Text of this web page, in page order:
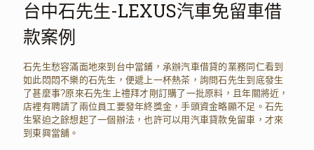
台中石先生-LEXUS汽車免留車借
款案例
石先生愁容滿面地來到台中當鋪，承辦汽車借貸的業務同仁看到
如此悶悶不樂的石先生，便遞上一杯熱茶，詢問石先生到底發生
了甚麼事?原來石先生上禮拜才剛訂購了一批原料，且年關將近，
店裡有聘請了兩位員工要發年終獎金，手頭資金略顯不足。石先
生緊迫之餘想起了一個辦法，也許可以用汽車貸款免留車，才來
到東興當舖。